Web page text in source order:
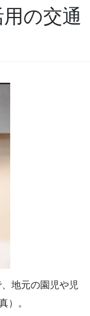
地元の園児や児
）。